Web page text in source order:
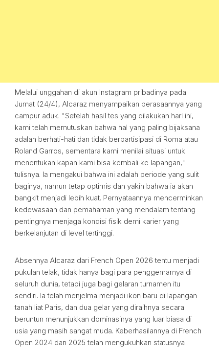
Melalui unggahan di akun Instagram pribadinya pada
Jumat (24/4), Alcaraz menyampaikan perasaannya yang
campur aduk. "Setelah hasil tes yang dilakukan hari ini,
kami telah memutuskan bahwa hal yang paling bijaksana
adalah berhati-hati dan tidak berpartisipasi di Roma atau
Roland Garros, sementara kami menilai situasi untuk
menentukan kapan kami bisa kembali ke lapangan,"
tulisnya. Ia mengakui bahwa ini adalah periode yang sulit
baginya, namun tetap optimis dan yakin bahwa ia akan
bangkit menjadi lebih kuat. Pernyataannya mencerminkan
kedewasaan dan pemahaman yang mendalam tentang
pentingnya menjaga kondisi fisik demi karier yang
berkelanjutan di level tertinggi.
Absennya Alcaraz dari French Open 2026 tentu menjadi
pukulan telak, tidak hanya bagi para penggemarnya di
seluruh dunia, tetapi juga bagi gelaran turnamen itu
sendiri. Ia telah menjelma menjadi ikon baru di lapangan
tanah liat Paris, dan dua gelar yang diraihnya secara
beruntun menunjukkan dominasinya yang luar biasa di
usia yang masih sangat muda. Keberhasilannya di French
Open 2024 dan 2025 telah mengukuhkan statusnya